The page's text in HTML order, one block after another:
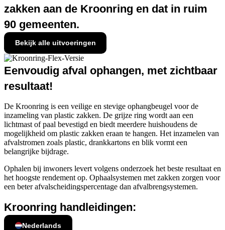
zakken aan de Kroonring en dat in ruim
90 gemeenten.
Bekijk alle uitvoeringen
Eenvoudig afval ophangen, met zichtbaar
resultaat!
De Kroonring is een veilige en stevige ophangbeugel voor de
inzameling van plastic zakken. De grijze ring wordt aan een
lichtmast of paal bevestigd en biedt meerdere huishoudens de
mogelijkheid om plastic zakken eraan te hangen. Het inzamelen van
afvalstromen zoals plastic, drankkartons en blik vormt een
belangrijke bijdrage.
Ophalen bij inwoners levert volgens onderzoek het beste resultaat en
het hoogste rendement op. Ophaalsystemen met zakken zorgen voor
een beter afvalscheidingspercentage dan afvalbrengsystemen.
Kroonring handleidingen:
Nederlands